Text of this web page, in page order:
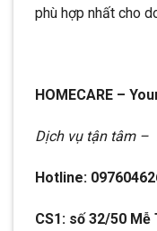
phù hợp nhất cho
HOMECARE –
Dịch vụ tận tâm –
Hotline:
CS1: số 32/50